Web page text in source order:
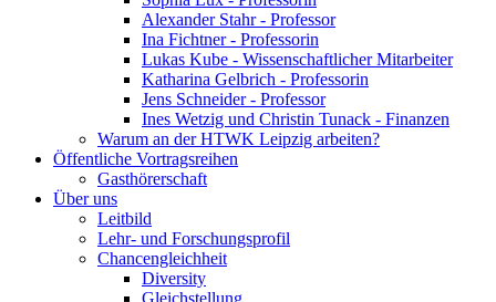
Alexander Stahr - Professor
Ina Fichtner - Professorin
Lukas Kube - Wissenschaftlicher Mitarbeiter
Katharina Gelbrich - Professorin
Jens Schneider - Professor
Ines Wetzig und Christin Tunack - Finanzen
Warum an der HTWK Leipzig arbeiten?
Öffentliche Vortragsreihen
Gasthörerschaft
Über uns
Leitbild
Lehr- und Forschungsprofil
Chancengleichheit
Diversity
Gleichstellung